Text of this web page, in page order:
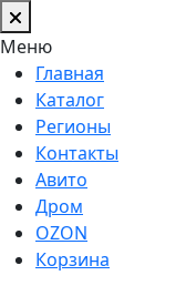
Меню
Главная
Каталог
Регионы
Контакты
Авито
Дром
OZON
Корзина